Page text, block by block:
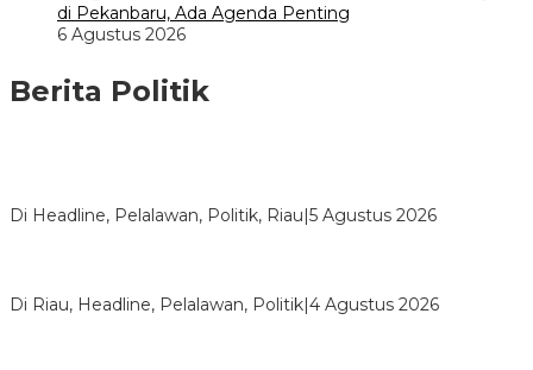
di Pekanbaru, Ada Agenda Penting
6 Agustus 2026
Berita Politik
Di Headline, Pelalawan, Politik, Riau|5 Agustus 2026
Di Riau, Headline, Pelalawan, Politik|4 Agustus 2026